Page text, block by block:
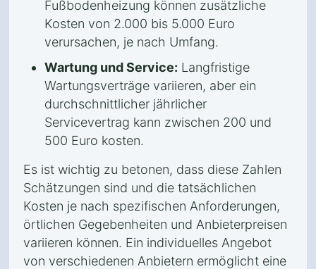
Fußbodenheizung können zusätzliche
Kosten von 2.000 bis 5.000 Euro
verursachen, je nach Umfang.
Wartung und Service: Langfristige
Wartungsverträge variieren, aber ein
durchschnittlicher jährlicher
Servicevertrag kann zwischen 200 und
500 Euro kosten.
Es ist wichtig zu betonen, dass diese Zahlen
Schätzungen sind und die tatsächlichen
Kosten je nach spezifischen Anforderungen,
örtlichen Gegebenheiten und Anbieterpreisen
variieren können. Ein individuelles Angebot
von verschiedenen Anbietern ermöglicht eine